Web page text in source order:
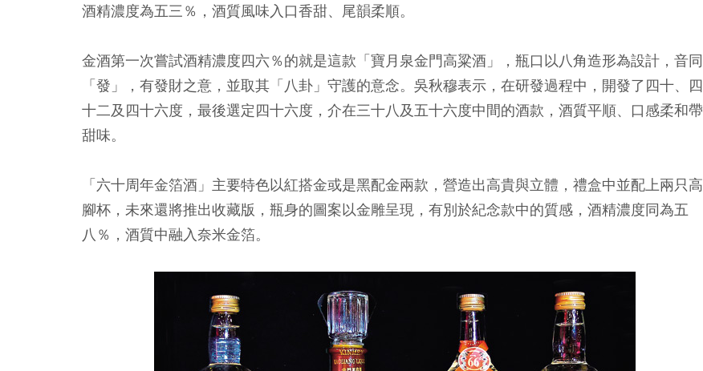
酒精濃度為五三％，酒質風味入口香甜、尾韻柔順。
金酒第一次嘗試酒精濃度四六％的就是這款「寶月泉金門高粱酒」，瓶口以八角造形為設計，音同
「發」，有發財之意，並取其「八卦」守護的意念。吳秋穆表示，在研發過程中，開發了四十、四
十二及四十六度，最後選定四十六度，介在三十八及五十六度中間的酒款，酒質平順、口感柔和帶
甜味。
「六十周年金箔酒」主要特色以紅搭金或是黑配金兩款，營造出高貴與立體，禮盒中並配上兩只高
腳杯，未來還將推出收藏版，瓶身的圖案以金雕呈現，有別於紀念款中的質感，酒精濃度同為五
八％，酒質中融入奈米金箔。